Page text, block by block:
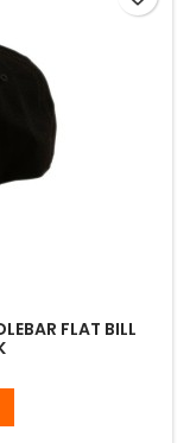
FLAT BILL